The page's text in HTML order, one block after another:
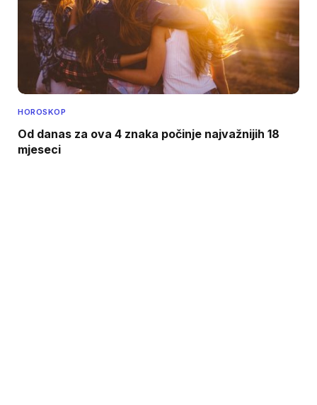
HOROSKOP
Od danas za ova 4 znaka počinje najvažnijih 18
mjeseci